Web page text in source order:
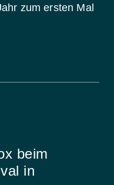
zum ersten Mal
beim
in